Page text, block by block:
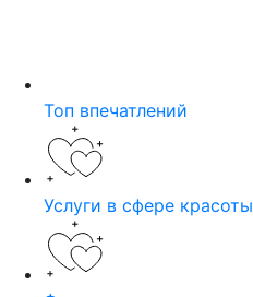
Топ впечатлений
Услуги в сфере красоты